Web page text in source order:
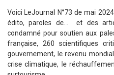
Voici LeJournal N°73 de mai 2024
édito, paroles de... et des
condamné pour soutien aux
française, 260 scientifiques
gouvernement, le revenu
crise climatique, le